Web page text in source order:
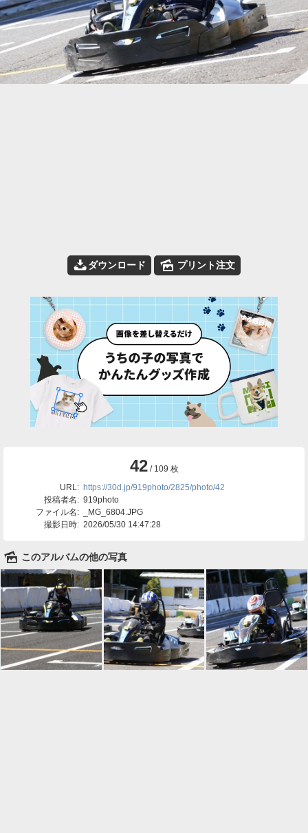
📥ダウンロード 🌄 プリント注文
42 / 109 枚
URL: https://30d.jp/919photo/2825/photo/42
投稿者名: 919photo
ファイル名:
_MG_6804.JPG
撮影日時: 2026/05/30 14:47:28
🌄 このアルバムの他の写真